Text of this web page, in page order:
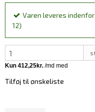
Varen leveres
12)
Tilføj til ønskeliste